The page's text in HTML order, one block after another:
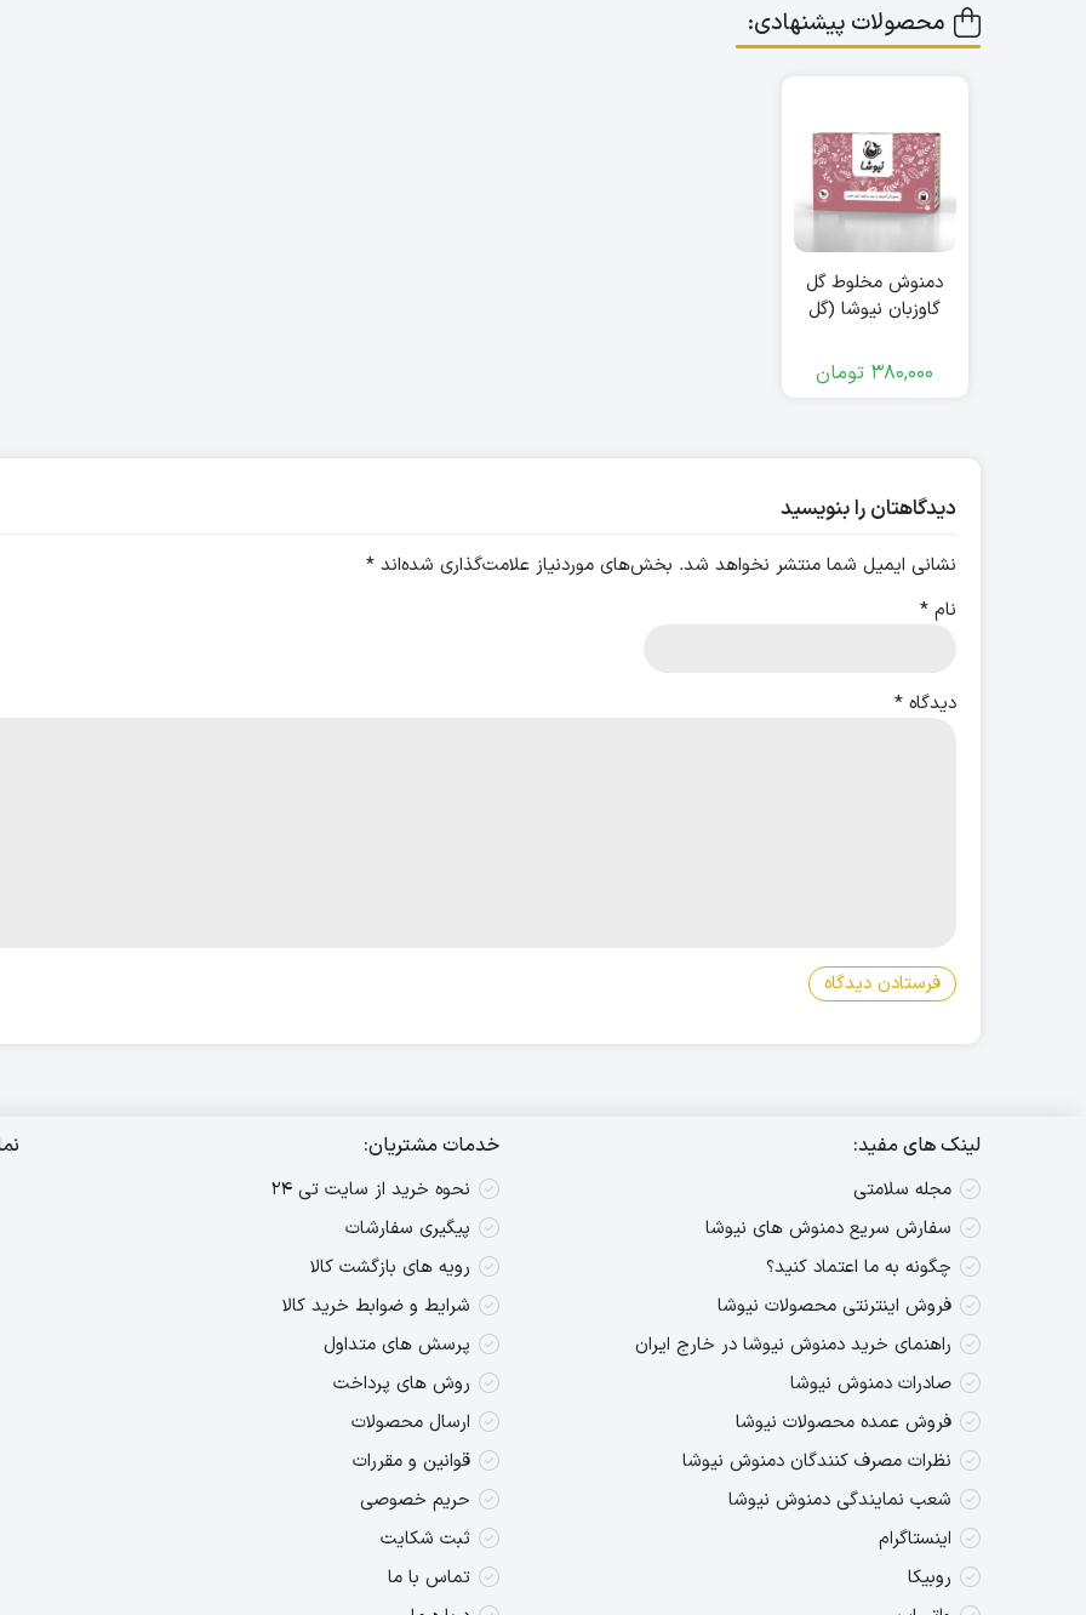
محصولات پیشنهادی:
دمنوش مخلوط گل
گاوزبان نیوشا (گل
زیرفون، سنبل طیب)
380,000 تومان
دیدگاهتان را بنویسید
نشانی ایمیل شما منتشر نخواهد شد. بخش‌های موردنیاز علامت‌گذاری شده‌اند *
نام *
دیدگاه *
لینک های مفید:
مجله سلامتی
سفارش سریع دمنوش های نیوشا
چگونه به ما اعتماد کنید؟
فروش اینترنتی محصولات نیوشا
راهنمای خرید دمنوش نیوشا در خارج ایران
صادرات دمنوش نیوشا
فروش عمده محصولات نیوشا
نظرات مصرف کنندگان دمنوش نیوشا
شعب نمایندگی دمنوش نیوشا
اینستاگرام
روبیکا
خدمات مشتریان:
نحوه خرید از سایت تی ۲۴
پیگیری سفارشات
رویه های بازگشت کالا
شرایط و ضوابط خرید کالا
پرسش های متداول
روش های پرداخت
ارسال محصولات
قوانین و مقررات
حریم خصوصی
ثبت شکایت
تماس با ما